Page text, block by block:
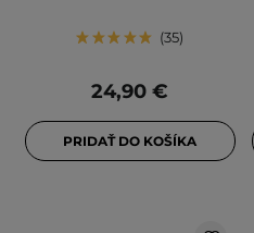
35
24,90 €
PRIDAŤ DO KOŠÍKA